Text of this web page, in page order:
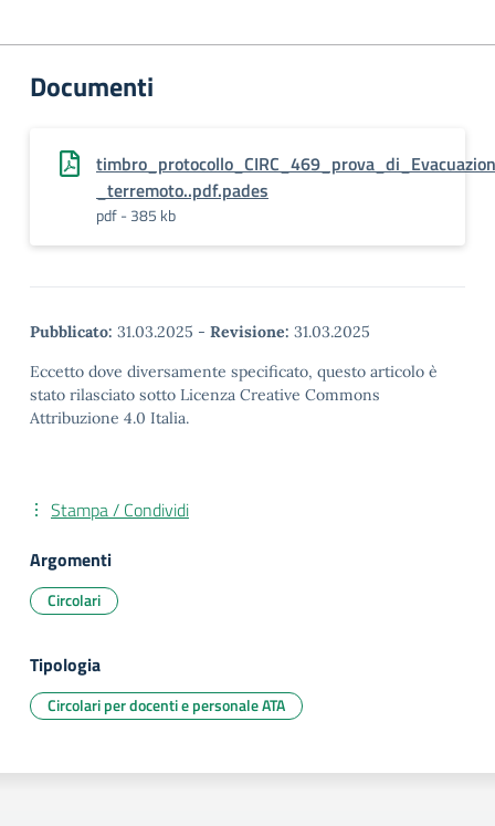
Documenti
_terremoto..pdf.pades
pdf - 385 kb
Pubblicato: 31.03.2025 - Revisione: 31.03.2025
Eccetto dove diversamente specificato, questo articolo è
stato rilasciato sotto Licenza Creative Commons
Attribuzione 4.0 Italia.
Stampa / Condividi
Argomenti
Circolari
Tipologia
Circolari per docenti e personale ATA